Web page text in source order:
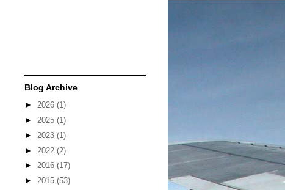
Blog Archive
► 2026 (1)
► 2025 (1)
► 2023 (1)
► 2022 (2)
► 2016 (17)
► 2015 (53)